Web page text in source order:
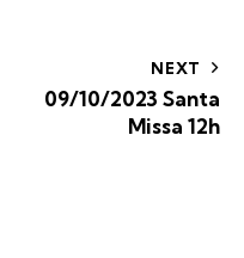
NEXT
09/10/2023 Santa
Missa 12h